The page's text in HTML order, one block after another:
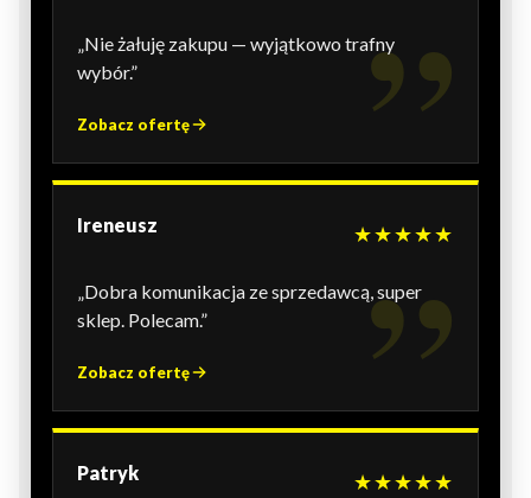
„Nie żałuję zakupu — wyjątkowo trafny
wybór.”
Zobacz ofertę
Ireneusz ★★★★★
„Dobra komunikacja ze sprzedawcą, super
sklep. Polecam.”
Zobacz ofertę
Patryk ★★★★★